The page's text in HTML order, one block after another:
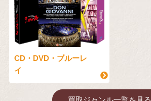
CD・DVD・ブルーレ
イ